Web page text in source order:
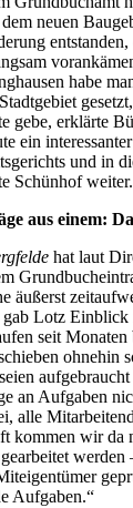
neuen
habe
gebe, erklärte
ein
und in
Schünhof weiter.
aus einem:
hat laut
äußerst
Lotz Einblick
seit
ohnehin
an Aufgaben
alle
kommen wir da
werden
Aufgaben.“